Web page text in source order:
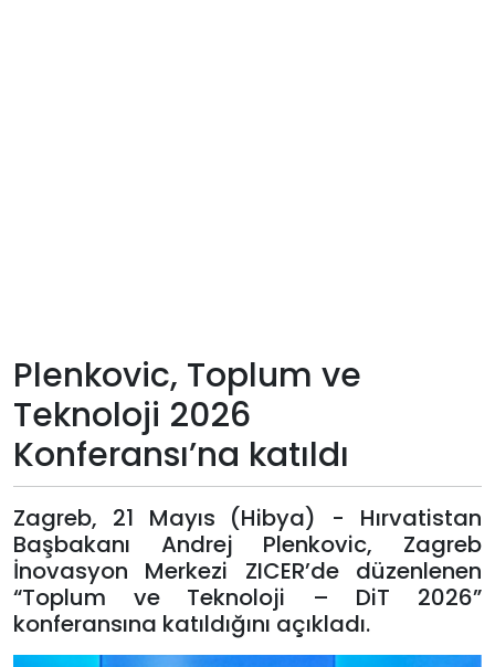
Künye
Giriş
Yap
Plenkovic, Toplum ve
Teknoloji 2026
Konferansı’na katıldı
Zagreb, 21 Mayıs (Hibya) - Hırvatistan
Başbakanı Andrej Plenkovic, Zagreb
İnovasyon Merkezi ZICER’de düzenlenen
“Toplum ve Teknoloji – DiT 2026”
konferansına katıldığını açıkladı.